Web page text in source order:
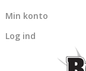
Min konto
Log ind